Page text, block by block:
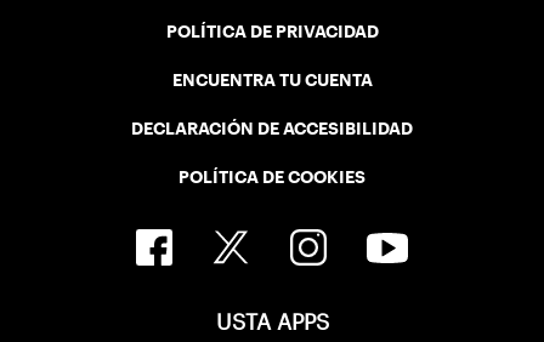
POLÍTICA DE PRIVACIDAD
ENCUENTRA TU CUENTA
DECLARACIÓN DE ACCESIBILIDAD
POLÍTICA DE COOKIES
USTA APPS